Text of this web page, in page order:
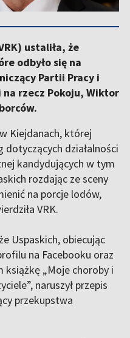
ustaliła, że
odbyło się na
Partii Pracy i
rzecz Pokoju, Wiktor
Kiejdanach, której
działalności
kandydujących w tym
rozdając ze sceny
na porcje lodów,
VRK.
Uspaskich, obiecując
na Facebooku oraz
„Moje choroby i
naruszył przepis
przekupstwa